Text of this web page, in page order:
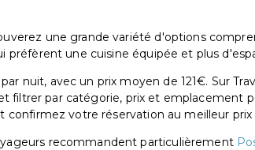
une grande variété d'options
préfèrent une cuisine équipée et plus
nuit, avec un prix moyen de 121€. Sur
filtrer par catégorie, prix et emplacement
votre réservation au meilleur prix
recommandent particulièrement